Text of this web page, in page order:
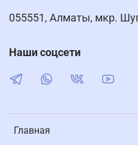
Главная
055551, Алматы, мкр.
Наши соцсети